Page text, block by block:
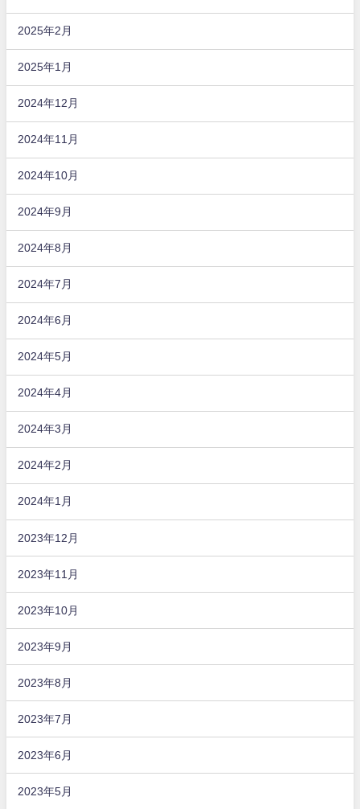
2025年2月
2025年1月
2024年12月
2024年11月
2024年10月
2024年9月
2024年8月
2024年7月
2024年6月
2024年5月
2024年4月
2024年3月
2024年2月
2024年1月
2023年12月
2023年11月
2023年10月
2023年9月
2023年8月
2023年7月
2023年6月
2023年5月